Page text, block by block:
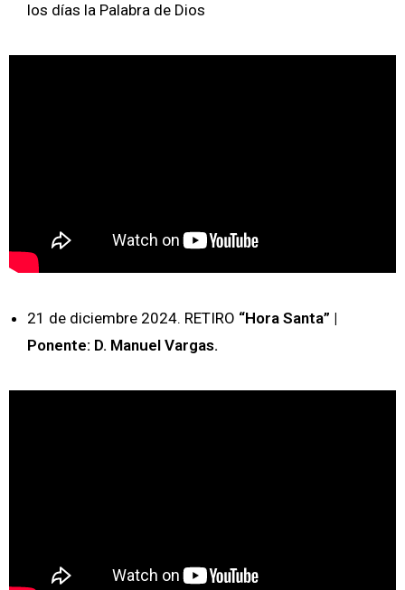
los días la Palabra de Dios
21 de diciembre 2024. RETIRO “Hora Santa” |
Ponente: D. Manuel Vargas.